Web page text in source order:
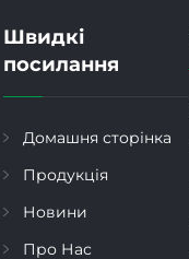
Швидкі
посилання
Домашня сторінка
Продукція
Новини
Про Нас